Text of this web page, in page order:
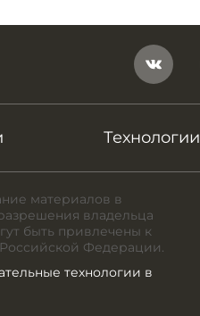
Технологии
материалов в
владельца
быть привлечены к
Российской Федерации.
технологии в